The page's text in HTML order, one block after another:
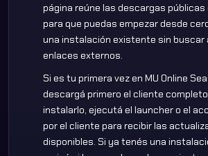
página reúne las descargas públicas
para que puedas empezar desde
una instalación existente sin buscar
enlaces externos.
Si es tu primera vez en MU Online
descargá primero el cliente
instalarlo, ejecutá el launcher o el
por el cliente para recibir las
disponibles. Si ya tenés una